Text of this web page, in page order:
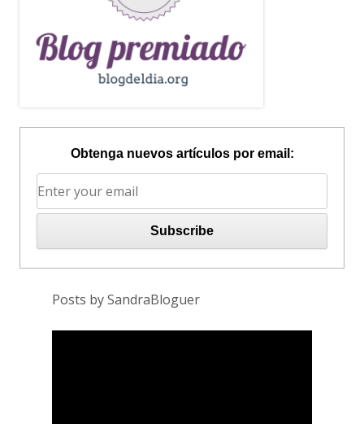
Obtenga nuevos artículos por email:
Posts by SandraBloguer